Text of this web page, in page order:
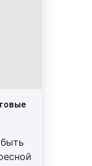
целевой
кампании с
можно с
Данное